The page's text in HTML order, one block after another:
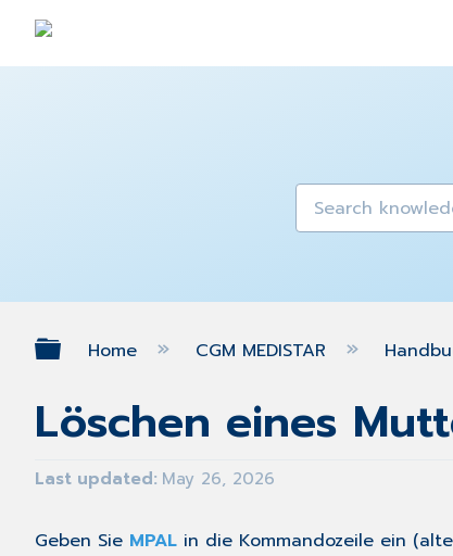
Expand/collapse global
Home CGM MEDISTAR
Löschen eines
Last updated May 26, 2026
Geben Sie MPAL in die Kommandozeile ein